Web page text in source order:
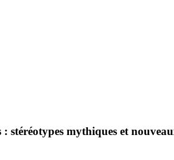
stéréotypes mythiques et